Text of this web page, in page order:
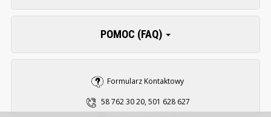
POMOC (FAQ)
Formularz Kontaktowy
58 762 30 20, 501 628 627